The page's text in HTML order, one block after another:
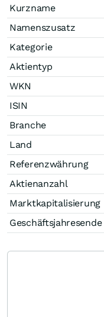
Kurzname
Namenszusatz
Kategorie
Aktientyp
WKN
ISIN
Branche
Land
Referenzwährung
Aktienanzahl
Marktkapitalisierung
Geschäftsjahresende